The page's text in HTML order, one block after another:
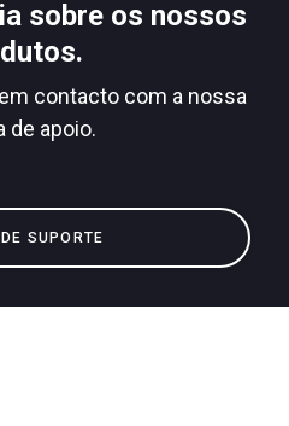
sobre os nossos
contacto com a nossa
de apoio.
SUPORTE